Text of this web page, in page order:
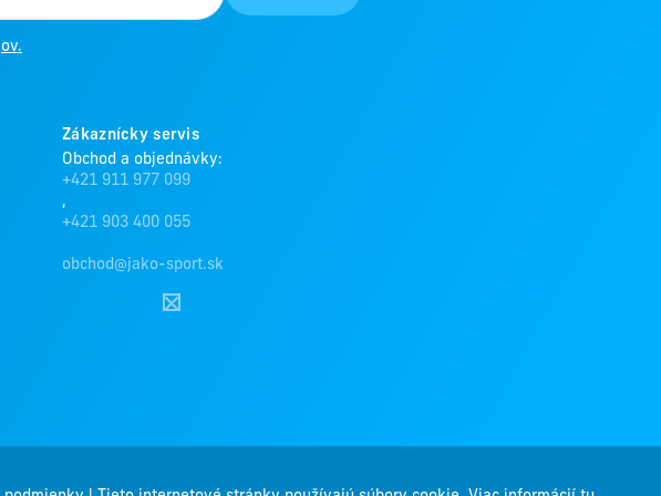
Zákaznícky servis
Obchod a objednávky:
+421 911 977 099
,
+421 903 400 055
obchod@jako-sport.sk